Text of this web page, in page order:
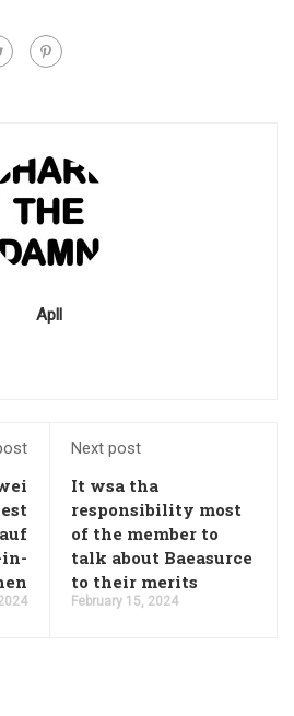
Apll
Next post
It wsa tha
responsibility most
of the member to
talk about Baeasurce
to their merits
February 15, 2024